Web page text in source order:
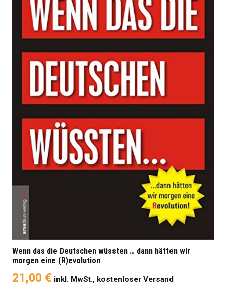
Wenn das die Deutschen wüssten … dann hätten wir
morgen eine (R)evolution
21,00 € inkl. MwSt., kostenloser Versand